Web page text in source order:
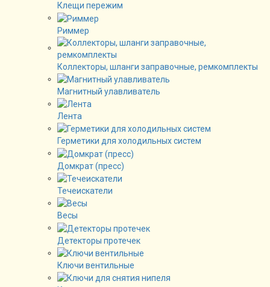
Клещи пережим
Риммер
Коллекторы, шланги заправочные, ремкомплекты
Магнитный улавливатель
Лента
Герметики для холодильных систем
Домкрат (пресс)
Течеискатели
Весы
Детекторы протечек
Ключи вентильные